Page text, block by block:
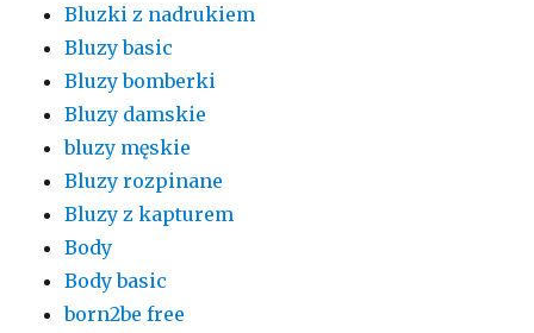
Bluzki z nadrukiem
Bluzy basic
Bluzy bomberki
Bluzy damskie
bluzy męskie
Bluzy rozpinane
Bluzy z kapturem
Body
Body basic
born2be free